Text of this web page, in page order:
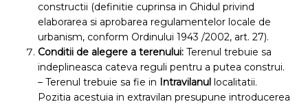
constructii (definitie cuprinsa in Ghidul privind
elaborarea si aprobarea regulamentelor locale de
urbanism, conform Ordinului 1943 /2002, art. 27).
Conditii de alegere a terenului: Terenul trebuie sa
indeplineasca cateva reguli pentru a putea construi.
– Terenul trebuie sa fie in Intravilanul localitatii.
Pozitia acestuia in extravilan presupune introducerea